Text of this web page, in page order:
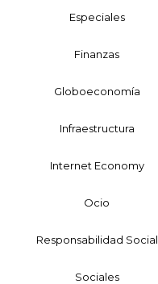
Especiales
Finanzas
Globoeconomía
Infraestructura
Internet Economy
Ocio
Responsabilidad Social
Sociales